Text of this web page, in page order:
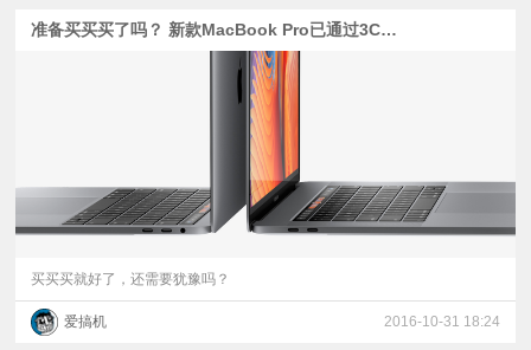
准备买买买了吗？ 新款MacBook Pro已通过3C认证
买买买就好了，还需要犹豫吗？
爱搞机 2016-10-31 18:24